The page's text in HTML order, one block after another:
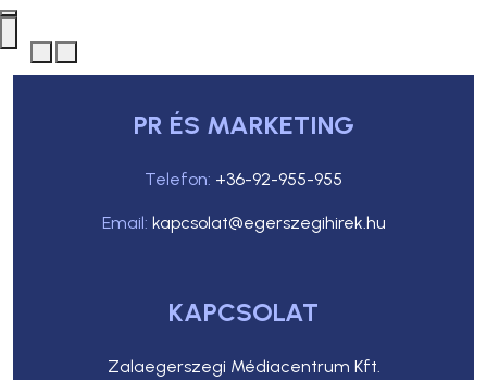
PR ÉS MARKETING
Telefon: +36-92-955-955
Email: kapcsolat@egerszegihirek.hu
KAPCSOLAT
Zalaegerszegi Médiacentrum Kft.